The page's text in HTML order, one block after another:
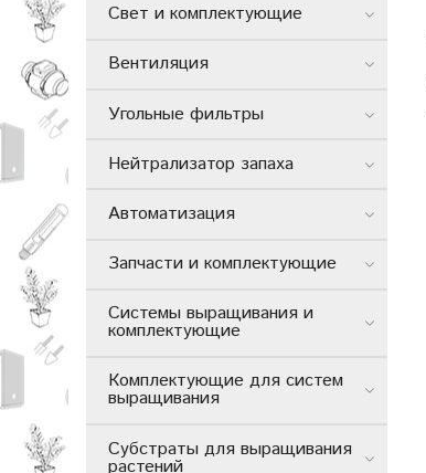
Свет и комплектующие
Вентиляция
Угольные фильтры
Нейтрализатор запаха
Автоматизация
Запчасти и комплектующие
Системы выращивания и
комплектующие
Комплектующие для систем
выращивания
Субстраты для выращивания
растений